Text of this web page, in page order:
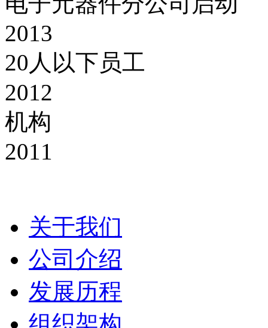
2013
20人以下员工
2012
机构
2011
关于我们
公司介绍
发展历程